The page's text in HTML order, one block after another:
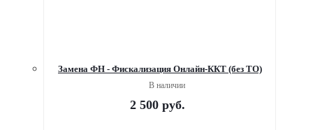
Замена ФН - Фискализация Онлайн-ККТ (без ТО)
В наличии
2 500 руб.